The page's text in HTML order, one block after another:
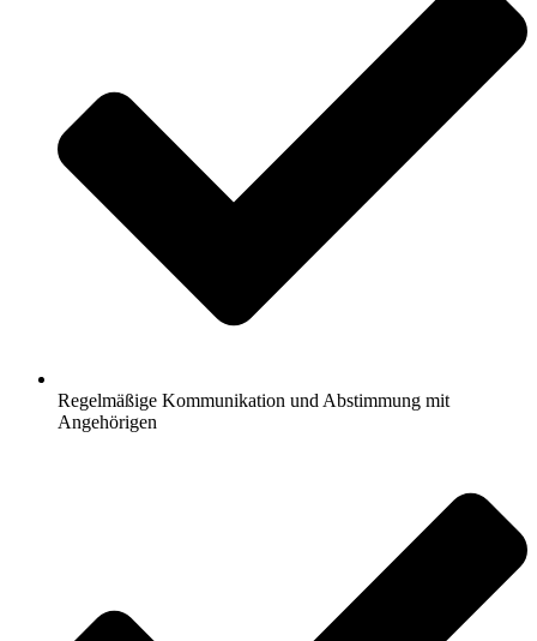
Regelmäßige Kommunikation und Abstimmung mit
Angehörigen